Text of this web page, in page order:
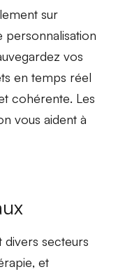
sur
personnalisation
vos
en temps réel
cohérente. Les
vous aident à
divers secteurs
, et